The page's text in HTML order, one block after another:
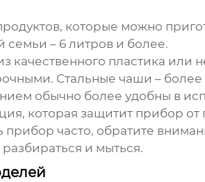
которые можно
– 6 литров и более.
качественного пластика
Стальные чаши –
обычно более удобны в
которая защитит прибор от
прибор часто, обратите
и мыться.